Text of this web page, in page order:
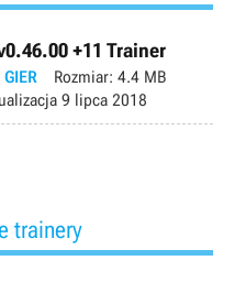
+11 Trainer
Rozmiar: 4.4 MB
9 lipca 2018
trainery